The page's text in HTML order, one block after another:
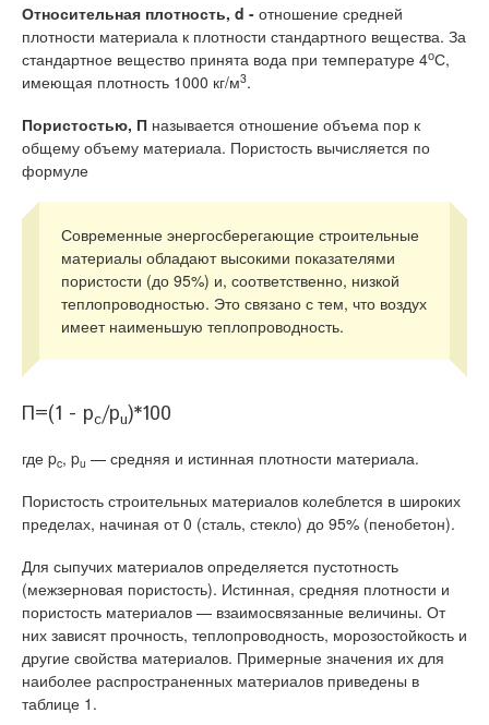
Относительная плотность, d - отношение средней
плотности материала к плотности стандартного вещества. За
стандартное вещество принята вода при температуре 4оС,
имеющая плотность 1000 кг/м3.
Пористостью, П называется отношение объема пор к
общему объему материала. Пористость вычисляется по
формуле
Современные энергосберегающие строительные
материалы обладают высокими показателями
пористости (до 95%) и, соответственно, низкой
теплопроводностью. Это связано с тем, что воздух
имеет наименьшую теплопроводность.
П=(1 - pc/pu)*100
где pc, pu — средняя и истинная плотности материала.
Пористость строительных материалов колеблется в широких
пределах, начиная от 0 (сталь, стекло) до 95% (пенобетон).
Для сыпучих материалов определяется пустотность
(межзерновая пористость). Истинная, средняя плотности и
пористость материалов — взаимосвязанные величины. От
них зависят прочность, теплопроводность, морозостойкость и
другие свойства материалов. Примерные значения их для
наиболее распространенных материалов приведены в
таблице 1.